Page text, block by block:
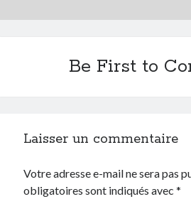
Crypto-monnaie
eCommerce
Internet
iPhone
lyon
Be First to
Laisser un commentaire
Votre adresse e-mail ne sera pas
obligatoires sont indiqués avec*